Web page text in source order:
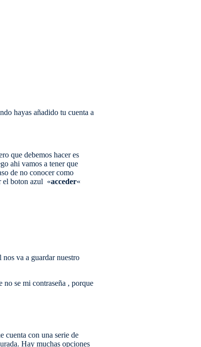
hayas añadido tu cuenta a
que debemos hacer es
ahi vamos a tener que
de no conocer como
el boton azul «acceder«
va a guardar nuestro
no se mi contraseña , porque
cuenta con una serie de
Hay muchas opciones